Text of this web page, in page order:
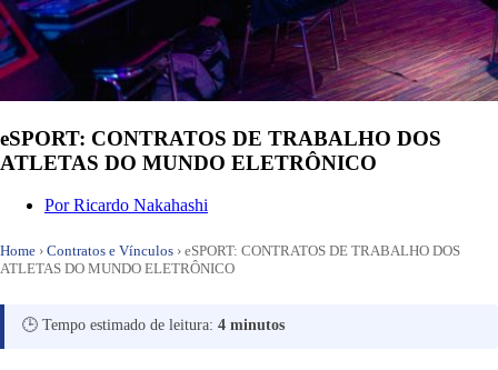
eSPORT: CONTRATOS DE TRABALHO DOS
ATLETAS DO MUNDO ELETRÔNICO
PorRicardo Nakahashi
Home › Contratos e Vínculos › eSPORT: CONTRATOS DE TRABALHO DOS
ATLETAS DO MUNDO ELETRÔNICO
🕒 Tempo estimado de leitura: 4 minutos